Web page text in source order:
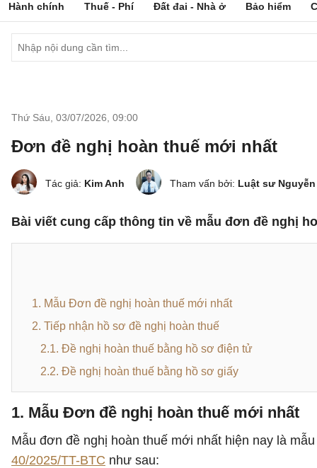
Hành chính Thuế - Phí Đất đai - Nhà ở Bảo hiểm
Thứ Sáu, 03/07/2026 09:00
Đơn đề nghị hoàn thuế mới nhất
Tác giả: Kim Anh Tham vấn bởi: Luật sư
Bài viết cung cấp thông tin về mẫu đơn đề nghị
1. Mẫu Đơn đề nghị hoàn thuế mới nhất
2. Tiếp nhận hồ sơ đề nghị hoàn thuế
2.1. Đề nghị hoàn thuế bằng hồ sơ điện tử
2.2. Đề nghị hoàn thuế bằng hồ sơ giấy
1. Mẫu Đơn đề nghị hoàn thuế mới nhất
Mẫu đơn đề nghị hoàn thuế mới nhất hiện nay là
40/2025/TT-BTC như sau: